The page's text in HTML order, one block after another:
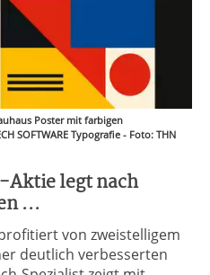
Poster mit farbigen
SOFTWARE Typografie - Foto: THN
legt nach
...
von zweistelligem
deutlich verbesserten